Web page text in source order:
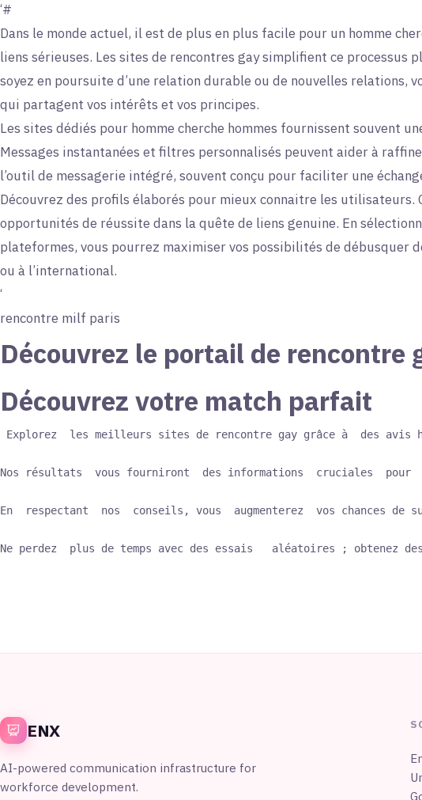
‘#
Dans le monde actuel, il est de plus en plus facile pour un homme
liens sérieuses. Les sites de rencontres gay simplifient ce processus
soyez en poursuite d’une relation durable ou de nouvelles relations,
qui partagent vos intérêts et vos principes.
Les sites dédiés pour homme cherche hommes fournissent souvent
Messages instantanées et filtres personnalisés peuvent aider à
l’outil de messagerie intégré, souvent conçu pour faciliter une
Découvrez des profils élaborés pour mieux connaitre les utilisateurs.
opportunités de réussite dans la quête de liens genuine. En
plateformes, vous pourrez maximiser vos possibilités de débusquer
ou à l’international.
‘
rencontre milf paris
Découvrez le portail de rencontre
Découvrez votre match parfait
Explorez  les meilleurs sites de rencontre gay grâce à  des
Nos résultats  vous fourniront  des informations  cruciales  pour
En  respectant  nos  conseils, vous  augmenterez  vos chances
Ne perdez  plus de temps avec des essais   aléatoires ;
ENX
AI-powered communication infrastructure for
workforce development.